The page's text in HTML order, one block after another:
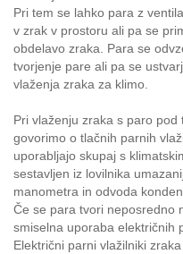
Pri tem se lahko para z
v zrak v prostoru ali pa se
obdelavo zraka. Para se
tvorjenje pare ali pa se
vlaženja zraka za klimo.
Pri vlaženju zraka s paro
govorimo o tlačnih parnih
uporabljajo skupaj s
sestavljen iz lovilnika
manometra in odvoda
Če se para tvori neposredno
smiselna uporaba električnih
Električni parni vlažilniki